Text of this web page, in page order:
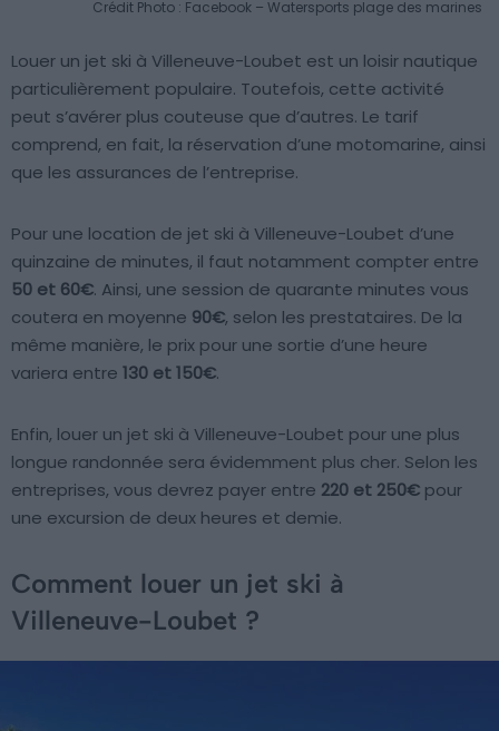
Crédit Photo : Facebook – Watersports plage des marines
Louer un jet ski à Villeneuve-Loubet est un loisir nautique
particulièrement populaire. Toutefois, cette activité
peut s’avérer plus couteuse que d’autres. Le tarif
comprend, en fait, la réservation d’une motomarine, ainsi
que les assurances de l’entreprise.
Pour une location de jet ski à Villeneuve-Loubet d’une
quinzaine de minutes, il faut notamment compter entre
50 et 60€. Ainsi, une session de quarante minutes vous
coutera en moyenne 90€, selon les prestataires. De la
même manière, le prix pour une sortie d’une heure
variera entre 130 et 150€.
Enfin, louer un jet ski à Villeneuve-Loubet pour une plus
longue randonnée sera évidemment plus cher. Selon les
entreprises, vous devrez payer entre 220 et 250€ pour
une excursion de deux heures et demie.
Comment louer un jet ski à
Villeneuve-Loubet ?